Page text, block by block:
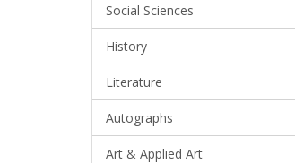
Social Sciences
History
Literature
Autographs
Art & Applied Art